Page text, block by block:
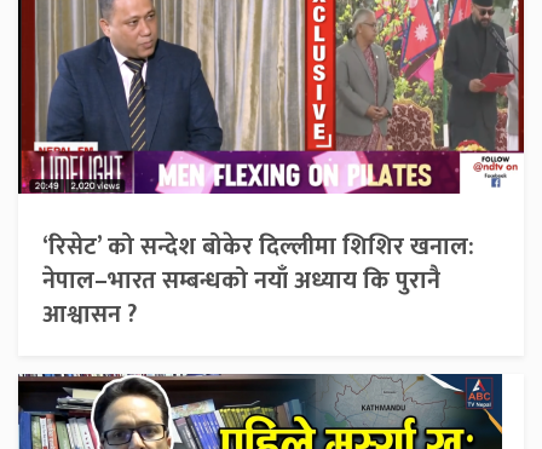
‘रिसेट’ को सन्देश बोकेर दिल्लीमा शिशिर खनाल:
नेपाल–भारत सम्बन्धको नयाँ अध्याय कि पुरानै
आश्वासन ?